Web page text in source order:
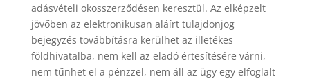
adásvételi okosszerződésen keresztül. Az elképzelt
jövőben az elektronikusan aláírt tulajdonjog
bejegyzés továbbításra kerülhet az illetékes
földhivatalba, nem kell az eladó értesítésére várni,
nem tűnhet el a pénzzel, nem áll az ügy egy elfoglalt